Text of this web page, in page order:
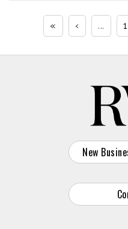
« ‹ ...
New